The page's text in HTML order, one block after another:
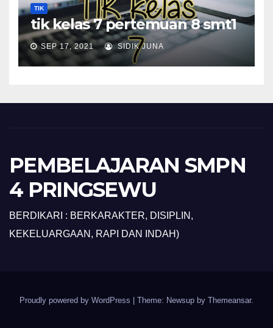
TIK
tik kelas 7 pertemuan 8 smt1
SEP 17, 2021 SIDIK JUNA
PEMBELAJARAN SMPN
4 PRINGSEWU
BERDIKARI : BERKARAKTER, DISIPLIN,
KEKELUARGAAN, RAPI DAN INDAH)
Proudly powered by WordPress | Theme: Newsup by Themeansar.